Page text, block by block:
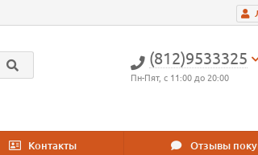
(812)9533325
Пн-Пят, с 11:00 до 20:00
Контакты Отзывы